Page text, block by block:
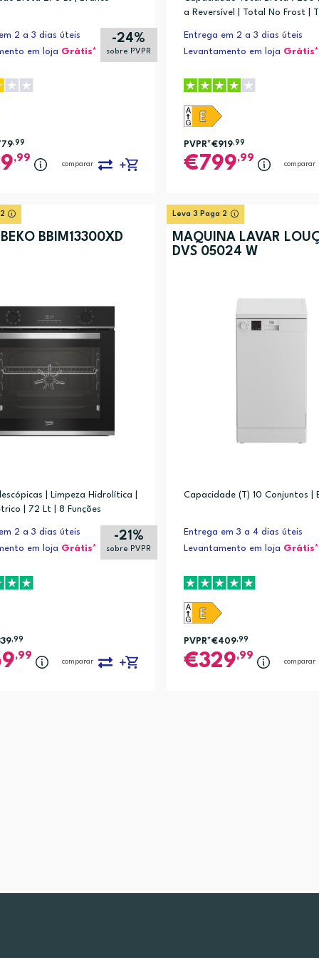
Pré-lavagem, Rápido, Silent 55°C (2)
(1)
Quick 30min, Enxaguar e torcer, Centrifugação, Desporto, Synthetics
with pre-wash, Delicado/seda, Mão/lã, Eco 40-60°C,
e torcer, Centrifugação, Desporto, Sintético, Lã (1)
e torcer, Centrifugação, Desporto, Vapor, Synthetics 30°C, Lã
2 a 3 dias úteis
em loja Grátis*
-24%
sobre PVPR
,99
,99
comparar
a Reversível | Total No Frost |
Entrega em 2 a 3 dias úteis
Levantamento em loja Grátis*
PVPR*€919,99
799,99
comparar
BBIM13300XD
| Limpeza Hidrolítica |
| 72 Lt | 8 Funções
2 a 3 dias úteis
em loja Grátis*
-21%
sobre PVPR
,99
,99
comparar
Leva 3 Paga 2
MÁQUINA LAVAR
DVS 05024 W
Capacidade (T) 10 Conjuntos |
Entrega em 3 a 4 dias úteis
Levantamento em loja Grátis*
PVPR*€409,99
329,99
comparar